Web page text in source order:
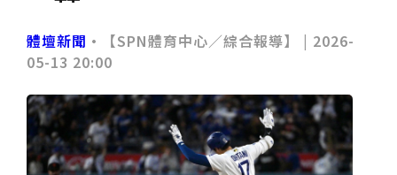
中部首間雅樂軒酒店
THE世界大學影響力排名公佈 中山醫大SDG3獲全球第
23名、全台醫學大學第3名
桃園市籌備115年全民運動會 體育局：預計9月前完成
重要前置作業
2026年金星最佳觀賞期將至 週五日落後仰角達全年最
高齡照護學分專班
三星伴月聯手金星近鬼宿星團 端午連假西方低空上演天
文秀
台中》端午節前勞累驚覺單側無力 攤商「亞急性腦出
血」醫籲三徵兆速就醫
台中》跨越萬里深耕20年 中山附醫協助吐瓦魯建置首
套急診檢傷系統
世足》姆巴佩梅開二度破隊史紀錄 法國3比1擊敗塞內
體壇新聞 •【SPN體育中心／綜合報導】 | 2026-
05-13 20:00